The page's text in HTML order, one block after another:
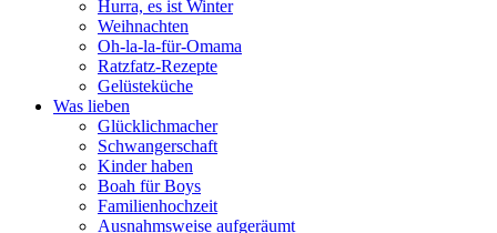
Hurra, es ist Winter
Weihnachten
Oh-la-la-für-Omama
Ratzfatz-Rezepte
Gelüsteküche
Was lieben
Glücklichmacher
Schwangerschaft
Kinder haben
Boah für Boys
Familienhochzeit
Ausnahmsweise aufgeräumt